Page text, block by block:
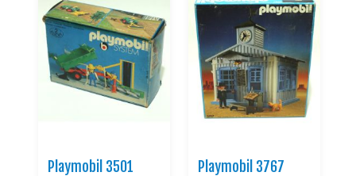
Playmobil 3501
Playmobil 3767